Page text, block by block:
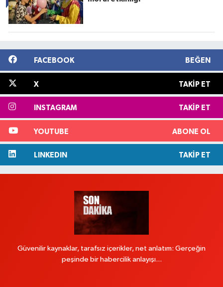
FACEBOOK BEĞEN
X TAKIP ET
INSTAGRAM TAKIP ET
YOUTUBE ABONE OL
LINKEDIN TAKIP ET
Güvenilir kaynaklar, tarafsız içerikler, net anlatım: Gerçeğin
peşinde bir habercilik anlayışı...